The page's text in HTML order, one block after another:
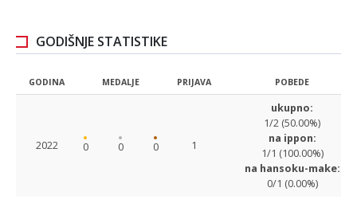
GODIŠNJE STATISTIKE
GODINA MEDALJE PRIJAVA POBEDE
2022 0 0 0 1
ukupno:
1/2 (50.00%)
na ippon:
1/1 (100.00%)
na hansoku-make:
0/1 (0.00%)